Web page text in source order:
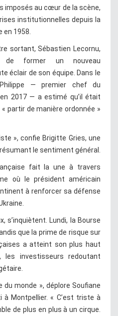
imposés au cœur de la scène,
institutionnelles depuis la
en 1958.
sortant, Sébastien Lecornu,
de former un nouveau
éclair de son équipe. Dans le
— premier chef du
2017 — a estimé qu’il était
partir de manière ordonnée »
», confie Brigitte Gries, une
le sentiment général.
fait la une à travers
où le président américain
à renforcer sa défense
s’inquiètent. Lundi, la Bourse
que la prime de risque sur
a atteint son plus haut
les investisseurs redoutant
du monde », déplore Soufiane
à Montpellier. « C’est triste à
de plus en plus à un cirque.